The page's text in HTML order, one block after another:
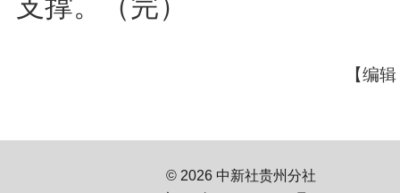
【编
© 2026 中新社贵州分社